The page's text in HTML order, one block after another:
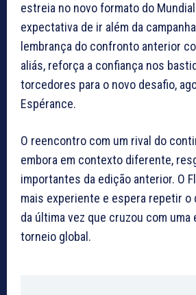
estreia no novo formato do
expectativa de ir além da
lembrança do confronto anterior
aliás, reforça a confiança nos
torcedores para o novo desafio,
Espérance.
O reencontro com um rival do
embora em contexto diferente,
importantes da edição anterior. O
mais experiente e espera repetir
da última vez que cruzou com uma
torneio global.